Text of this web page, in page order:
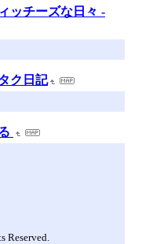
ッチーズな日々 -
ク日記